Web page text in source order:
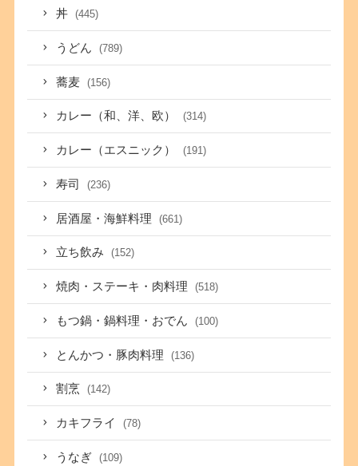
丼 (445)
うどん (789)
蕎麦 (156)
カレー（和、洋、欧） (314)
カレー（エスニック） (191)
寿司 (236)
居酒屋・海鮮料理 (661)
立ち飲み (152)
焼肉・ステーキ・肉料理 (518)
もつ鍋・鍋料理・おでん (100)
とんかつ・豚肉料理 (136)
割烹 (142)
カキフライ (78)
うなぎ (109)